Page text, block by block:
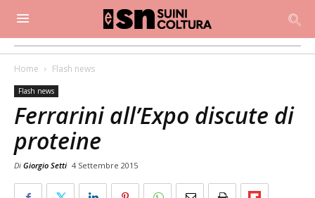
Home Flash news
Flash news
Ferrarini all’Expo discute di
proteine
Di Giorgio Setti 4 Settembre 2015